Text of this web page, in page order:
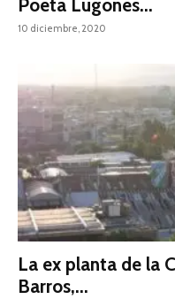
Poeta Lugones...
10 diciembre, 2020
La ex planta de la
Barros,...